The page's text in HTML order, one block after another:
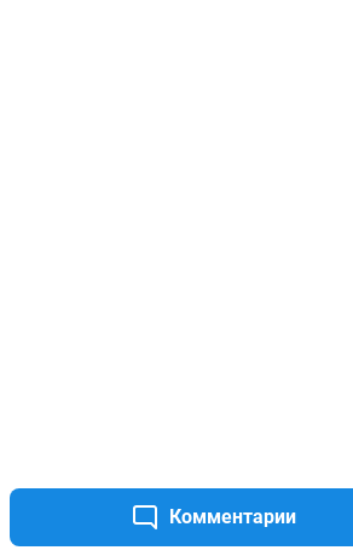
Комментарии